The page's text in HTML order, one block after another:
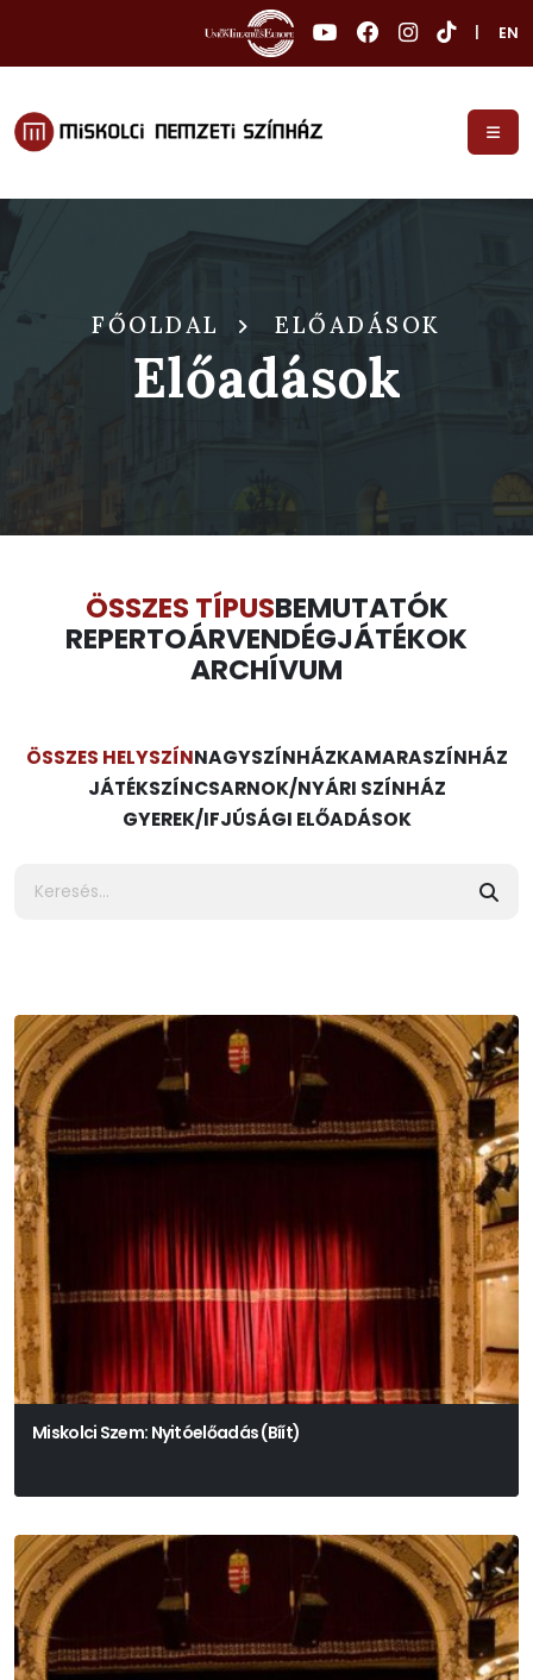
EN
FŐOLDAL ELŐADÁSOK
Előadások
ÖSSZES TÍPUSBEMUTATÓK
REPERTOÁRVENDÉGJÁTÉKOK
ARCHÍVUM
ÖSSZES HELYSZÍNNAGYSZÍNHÁZKAMARASZÍNHÁZ
JÁTÉKSZÍNCSARNOK/NYÁRI SZÍNHÁZ
GYEREK/IFJÚSÁGI ELŐADÁSOK
Miskolci Szem: Nyitóelőadás (Bíít)